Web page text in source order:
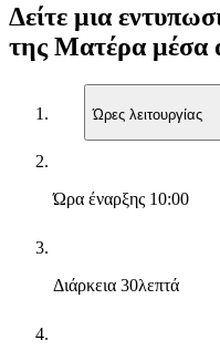
Δείτε μια
της Ματέρα μέσα
Ώρες λειτουργίας
Ώρα έναρξης 10:00
Διάρκεια 30λεπτά